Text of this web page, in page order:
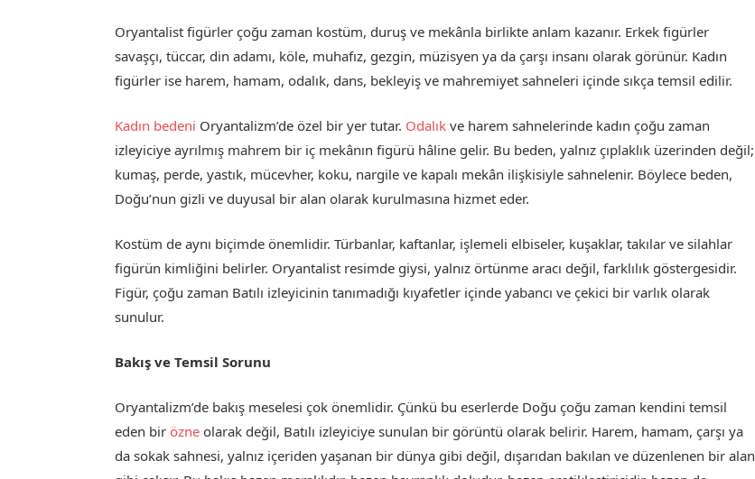
Oryantalist figürler çoğu zaman kostüm, duruş ve mekânla birlikte anlam kazanır. Erkek figürler
savaşçı, tüccar, din adamı, köle, muhafız, gezgin, müzisyen ya da çarşı insanı olarak görünür. Kadın
figürler ise harem, hamam, odalık, dans, bekleyiş ve mahremiyet sahneleri içinde sıkça temsil edilir.
Kadın bedeni Oryantalizm’de özel bir yer tutar. Odalık ve harem sahnelerinde kadın çoğu zaman
izleyiciye ayrılmış mahrem bir iç mekânın figürü hâline gelir. Bu beden, yalnız çıplaklık üzerinden değil;
kumaş, perde, yastık, mücevher, koku, nargile ve kapalı mekân ilişkisiyle sahnelenir. Böylece beden,
Doğu’nun gizli ve duyusal bir alan olarak kurulmasına hizmet eder.
Kostüm de aynı biçimde önemlidir. Türbanlar, kaftanlar, işlemeli elbiseler, kuşaklar, takılar ve silahlar
figürün kimliğini belirler. Oryantalist resimde giysi, yalnız örtünme aracı değil, farklılık göstergesidir.
Figür, çoğu zaman Batılı izleyicinin tanımadığı kıyafetler içinde yabancı ve çekici bir varlık olarak
sunulur.
Bakış ve Temsil Sorunu
Oryantalizm’de bakış meselesi çok önemlidir. Çünkü bu eserlerde Doğu çoğu zaman kendini temsil
eden bir özneolarak değil, Batılı izleyiciye sunulan bir görüntü olarak belirir. Harem, hamam, çarşı ya
da sokak sahnesi, yalnız içeriden yaşanan bir dünya gibi değil, dışarıdan bakılan ve düzenlenen bir alan